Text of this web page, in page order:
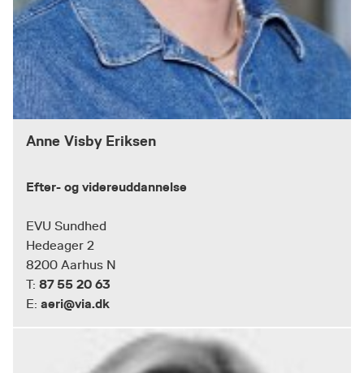
Anne Visby Eriksen
Efter- og videreuddannelse
EVU Sundhed
Hedeager 2
8200 Aarhus N
T: 87 55 20 63
E: aeri@via.dk